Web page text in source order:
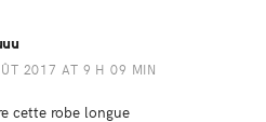
2017 AT 9 H 09 MIN
cette robe longue